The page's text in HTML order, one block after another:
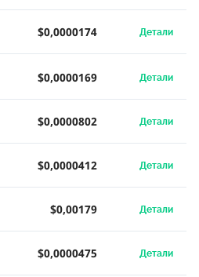
$0,0000174 Детали
$0,0000169 Детали
$0,0000802 Детали
$0,0000412 Детали
$0,00179 Детали
$0,0000475 Детали